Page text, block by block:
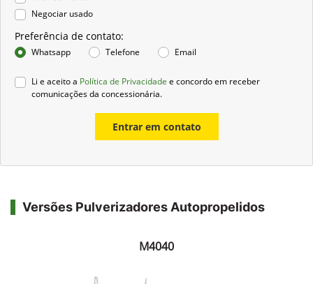
Negociar usado
Preferência de contato:
Whatsapp Telefone Email
Li e aceito a Política de Privacidade e concordo em receber
comunicações da concessionária.
Entrar em contato
Versões Pulverizadores Autopropelidos
M4040